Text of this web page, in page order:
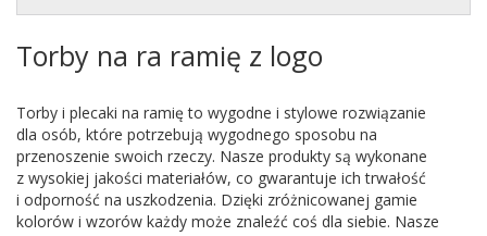
Torby na ra ramię z logo
Torby i plecaki na ramię to wygodne i stylowe rozwiązanie
dla osób, które potrzebują wygodnego sposobu na
przenoszenie swoich rzeczy. Nasze produkty są wykonane
z wysokiej jakości materiałów, co gwarantuje ich trwałość
i odporność na uszkodzenia. Dzięki zróżnicowanej gamie
kolorów i wzorów każdy może znaleźć coś dla siebie. Nasze